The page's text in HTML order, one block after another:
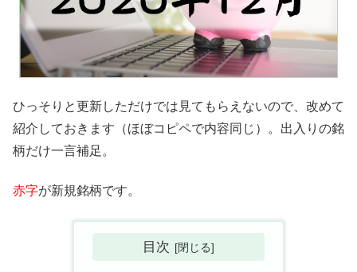
ひっそりと更新しただけでは見てもらえないので、改めて
紹介しておきます（ほぼコピペで内容同じ）。出入りの銘
柄だけ一言補足。
赤字が新規銘柄です。
目次